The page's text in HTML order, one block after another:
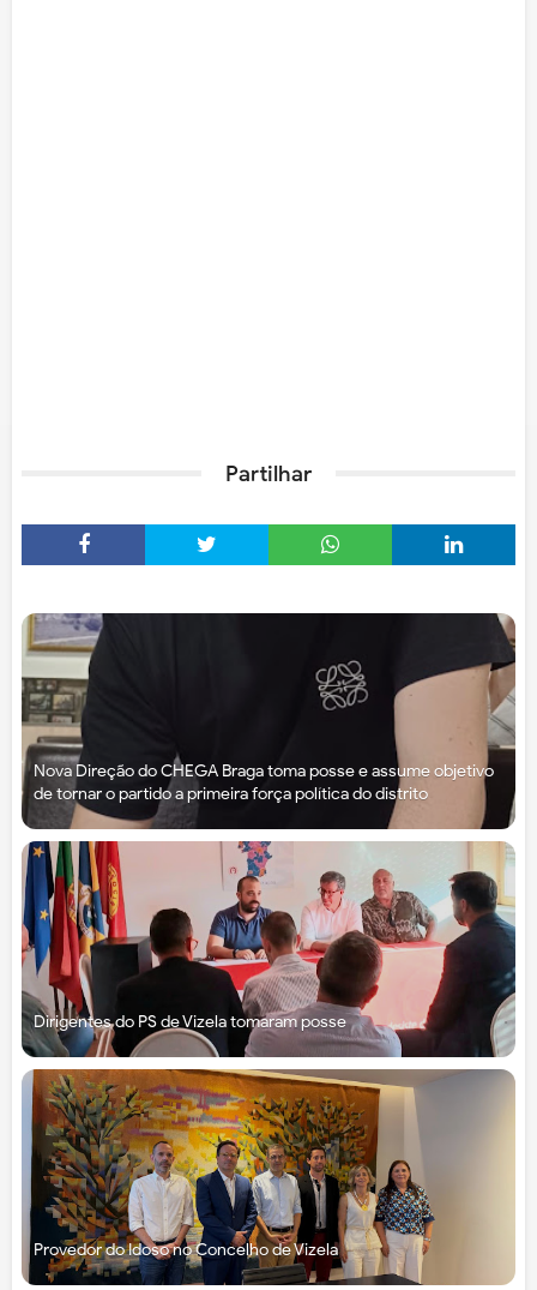
Partilhar
Nova Direção do CHEGA Braga toma posse e assume objetivo
de tornar o partido a primeira força política do distrito
Dirigentes do PS de Vizela tomaram posse
Provedor do Idoso no Concelho de Vizela